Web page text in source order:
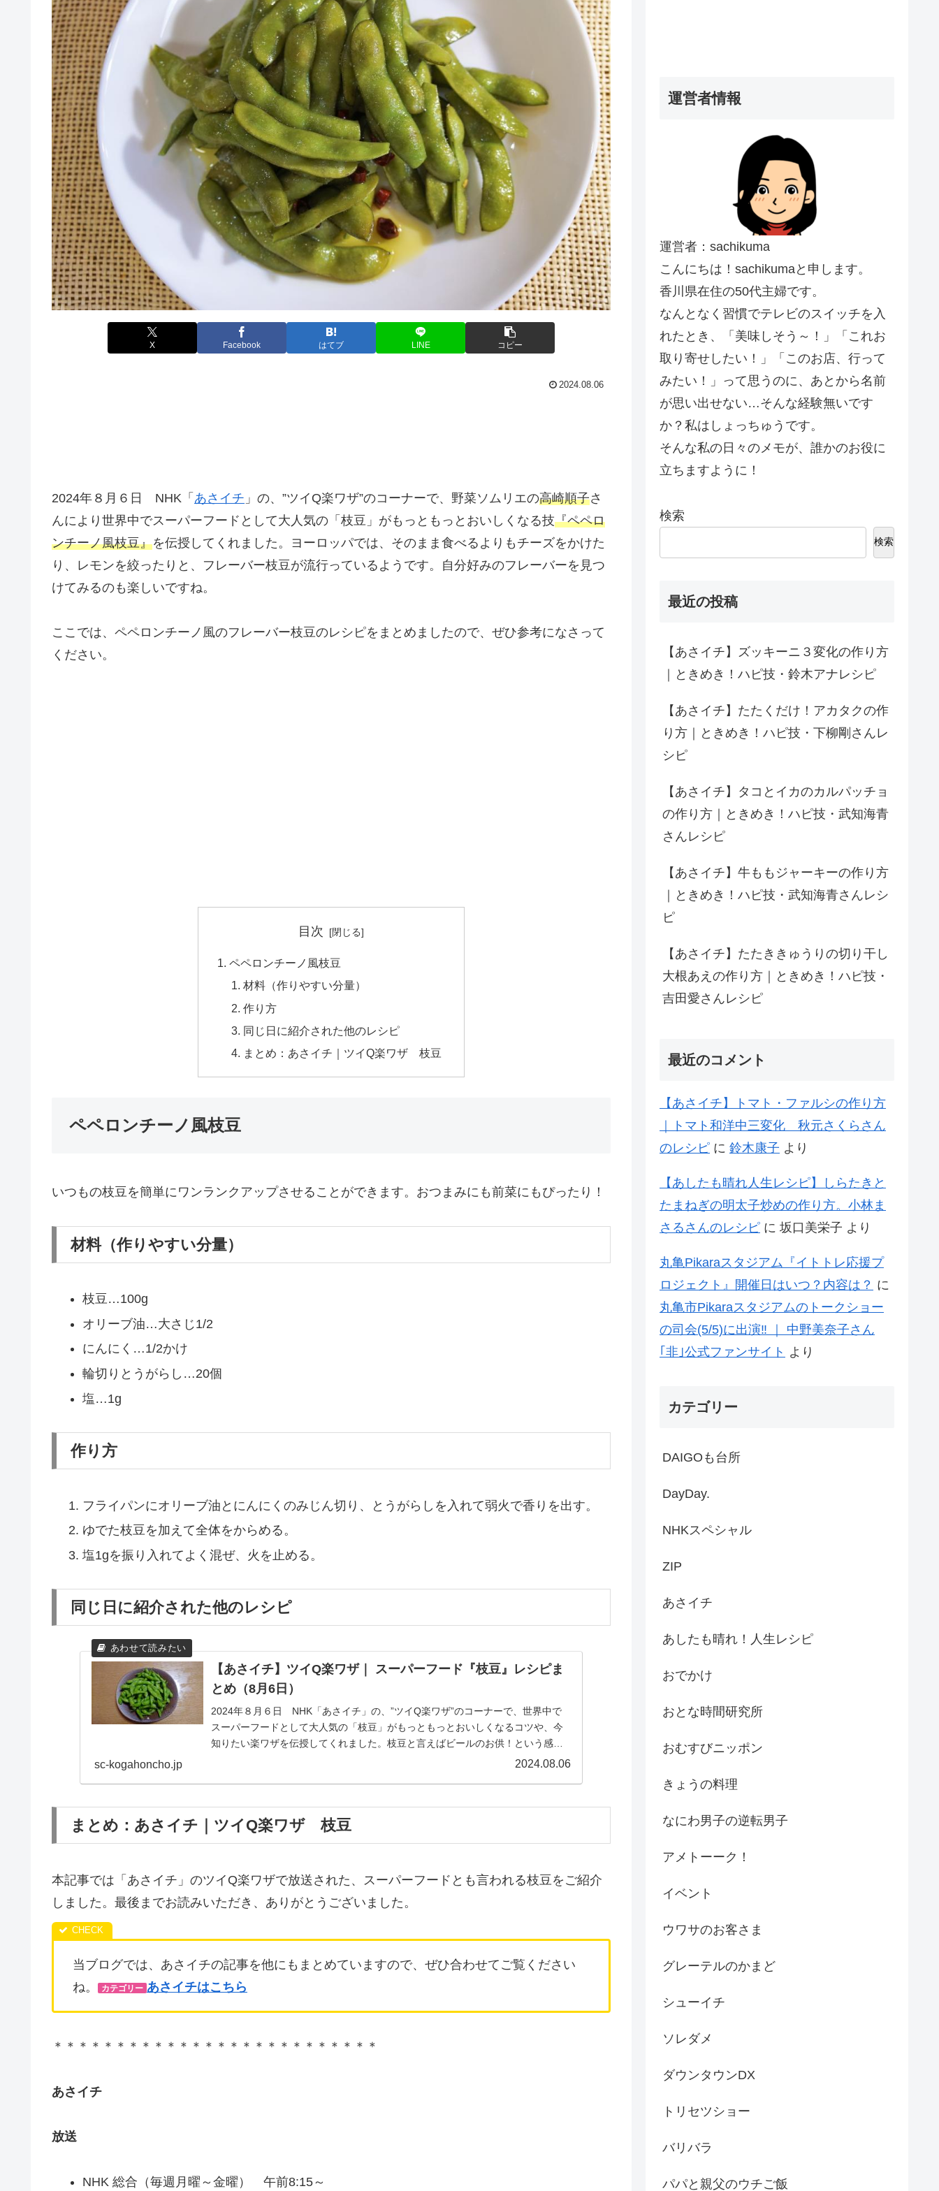
X Facebook はてブ LINE コピー
2024.08.06
2024年８月６日 NHK「 あさイチ 」の、”ツイQ楽ワザ”のコーナーで、野菜ソムリエの高崎順子さ
んにより世界中でスーパーフードとして大人気の「枝豆」がもっともっとおいしくなる技『ペペロ
ンチーノ風枝豆』を伝授してくれました。ヨーロッパでは、そのまま食べるよりもチーズをかけた
り、レモンを絞ったりと、フレーバー枝豆が流行っているようです。自分好みのフレーバーを見つ
けてみるのも楽しいですね。
ここでは、ペペロンチーノ風のフレーバー枝豆のレシピをまとめましたので、ぜひ参考になさって
ください。
目次
ペペロンチーノ風枝豆
材料（作りやすい分量）
作り方
同じ日に紹介された他のレシピ
まとめ：あさイチ｜ツイQ楽ワザ 枝豆
ペペロンチーノ風枝豆
いつもの枝豆を簡単にワンランクアップさせることができます。おつまみにも前菜にもぴったり！
材料（作りやすい分量）
枝豆…100g
オリーブ油…大さじ1/2
にんにく…1/2かけ
輪切りとうがらし…20個
塩…1g
作り方
フライパンにオリーブ油とにんにくのみじん切り、とうがらしを入れて弱火で香りを出す。
ゆでた枝豆を加えて全体をからめる。
塩1gを振り入れてよく混ぜ、火を止める。
同じ日に紹介された他のレシピ
【あさイチ】ツイQ楽ワザ｜ スーパーフード『枝豆』レシピま
とめ（8月6日）
2024年８月６日 NHK「あさイチ」の、”ツイQ楽ワザ”のコーナーで、世界中で
スーパーフードとして大人気の「枝豆」がもっともっとおいしくなるコツや、今
知りたい楽ワザを伝授してくれました。枝豆と言えばビールのお供！という感じ
sc-kogahoncho.jp 2024.08.06
まとめ：あさイチ｜ツイQ楽ワザ 枝豆
本記事では「あさイチ」のツイQ楽ワザで放送された、スーパーフードとも言われる枝豆をご紹介
しました。最後までお読みいただき、ありがとうございました。
当ブログでは、あさイチの記事を他にもまとめていますので、ぜひ合わせてご覧ください
ね。
カテゴリー あさイチはこちら
＊＊＊＊＊＊＊＊＊＊＊＊＊＊＊＊＊＊＊＊＊＊＊＊＊＊
あさイチ
放送
NHK 総合（毎週月曜～金曜） 午前8:15～
運営者情報
運営者：sachikuma
こんにちは！sachikumaと申します。
香川県在住の50代主婦です。
なんとなく習慣でテレビのスイッチを入
れたとき、「美味しそう～！」「これお
取り寄せしたい！」「このお店、行って
みたい！」って思うのに、あとから名前
が思い出せない…そんな経験無いです
か？私はしょっちゅうです。
そんな私の日々のメモが、誰かのお役に
立ちますように！
検索
検索
最近の投稿
【あさイチ】ズッキーニ３変化の作り方
｜ときめき！ハピ技・鈴木アナレシピ
【あさイチ】たたくだけ！アカタクの作
り方｜ときめき！ハピ技・下柳剛さんレ
シピ
【あさイチ】タコとイカのカルパッチョ
の作り方｜ときめき！ハピ技・武知海青
さんレシピ
【あさイチ】牛ももジャーキーの作り方
｜ときめき！ハピ技・武知海青さんレシ
ピ
【あさイチ】たたききゅうりの切り干し
大根あえの作り方｜ときめき！ハピ技・
吉田愛さんレシピ
最近のコメント
【あさイチ】トマト・ファルシの作り方
｜トマト和洋中三変化 秋元さくらさん
のレシピ に 鈴木康子 より
【あしたも晴れ人生レシピ】しらたきと
たまねぎの明太子炒めの作り方。小林ま
さるさんのレシピ に 坂口美栄子 より
丸亀Pikaraスタジアム『イトトレ応援プ
ロジェクト』開催日はいつ？内容は？ に
丸亀市Pikaraスタジアムのトークショー
の司会(5/5)に出演‼ ｜ 中野美奈子さん
｢非｣公式ファンサイト より
カテゴリー
DAIGOも台所
DayDay.
NHKスペシャル
ZIP
あさイチ
あしたも晴れ！人生レシピ
おでかけ
おとな時間研究所
おむすびニッポン
きょうの料理
なにわ男子の逆転男子
アメトーーク！
イベント
ウワサのお客さま
グレーテルのかまど
シューイチ
ソレダメ
ダウンタウンDX
トリセツショー
バリバラ
パパと親父のウチご飯